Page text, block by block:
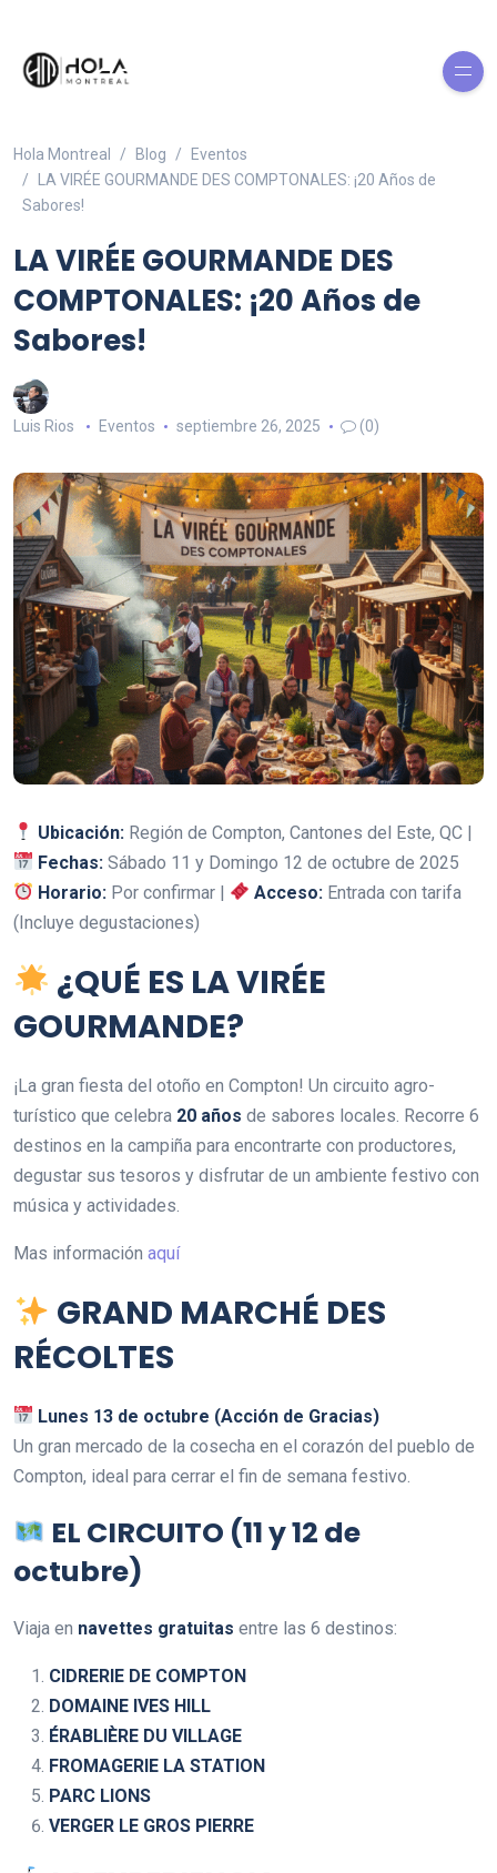
Hola Montreal Blog
Eventos
LA VIRÉE GOURMANDE DES COMPTONALES: ¡20 Años de
Sabores!
LA VIRÉE GOURMANDE DES
COMPTONALES: ¡20 Años de
Sabores!
Luis Rios Eventos septiembre 26, 2025 (0)
Ubicación: Región de Compton, Cantones del Este, QC |
Fechas: Sábado 11 y Domingo 12 de octubre de 2025
Horario: Por confirmar | Acceso: Entrada con tarifa
(Incluye degustaciones)
¿QUÉ ES LA VIRÉE
GOURMANDE?
¡La gran fiesta del otoño en Compton! Un circuito agro-
turístico que celebra 20 años de sabores locales. Recorre 6
destinos en la campiña para encontrarte con productores,
degustar sus tesoros y disfrutar de un ambiente festivo con
música y actividades.
Mas información aquí
GRAND MARCHÉ DES
RÉCOLTES
Lunes 13 de octubre (Acción de Gracias)
Un gran mercado de la cosecha en el corazón del pueblo de
Compton, ideal para cerrar el fin de semana festivo.
EL CIRCUITO (11 y 12 de
octubre)
Viaja en navettes gratuitas entre las 6 destinos:
CIDRERIE DE COMPTON
DOMAINE IVES HILL
ÉRABLIÈRE DU VILLAGE
FROMAGERIE LA STATION
PARC LIONS
VERGER LE GROS PIERRE